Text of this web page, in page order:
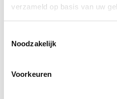
verzameld op basis van uw
Noodzakelijk
Voorkeuren
Toevoegen aan vergelijker